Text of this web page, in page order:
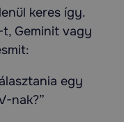
keres így.
Geminit vagy
egy
nak?”